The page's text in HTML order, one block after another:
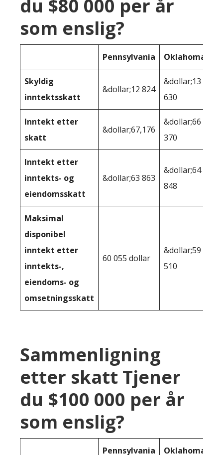
du $80 000 per år
som enslig?
Pennsylvania Oklahoma
Skyldig
inntektsskatt
&dollar;12 824
&dollar;13
630
Inntekt etter
skatt
&dollar;67,176
&dollar;66
370
Inntekt etter
inntekts- og
eiendomsskatt
&dollar;63 863
&dollar;64
848
Maksimal
disponibel
inntekt etter
inntekts-,
eiendoms- og
omsetningsskatt
60 055 dollar
&dollar;59
510
Sammenligning
etter skatt Tjener
du $100 000 per år
som enslig?
Pennsylvania Oklahoma